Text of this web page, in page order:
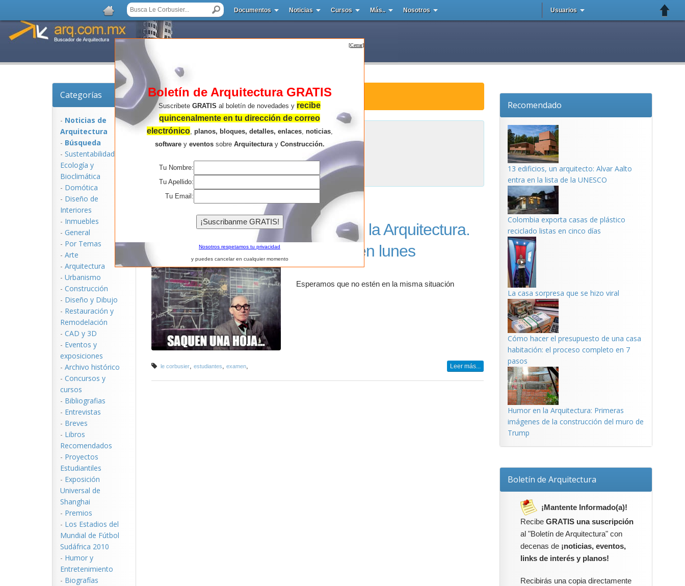
Documentos Noticias Cursos Más.. Nosotros Usuarios
Categorías
- Noticias de
Arquitectura
- Búsqueda
- Sustentabilidad,
Ecologí­a y
Bioclimática
- Domótica
- Diseño de
Interiores
- Inmuebles
- General
- Por Temas
- Arte
- Arquitectura
- Urbanismo
- Construcción
- Diseño y Dibujo
- Restauración y
Remodelación
- CAD y 3D
- Eventos y
exposiciones
- Archivo histórico
- Concursos y
cursos
- Bibliografias
- Entrevistas
- Breves
- Libros
Recomendados
- Proyectos
Estudiantiles
- Exposición
Universal de
Shanghai
- Premios
- Los Estadios del
Mundial de Fútbol
Sudáfrica 2010
- Humor y
Entretenimiento
- Biografías
Noticias de Arquitectura : examen
examen
Resultados de la búsqueda .
Humor en la Arquitectura.
Examen en lunes
Esperamos que no estén en la misma situación
le corbusier estudiantes examen Leer más...
Recomendado
13 edificios, un arquitecto: Alvar Aalto
entra en la lista de la UNESCO
Colombia exporta casas de plástico
reciclado listas en cinco días
La casa sorpresa que se hizo viral
Cómo hacer el presupuesto de una casa
habitación: el proceso completo en 7
pasos
Humor en la Arquitectura: Primeras
imágenes de la construcción del muro de
Trump
Boletín de Arquitectura
¡Mantente Informado(a)!
Recibe GRATIS una suscripción
al "Boletín de Arquitectura" con
decenas de ¡noticias, eventos,
links de interés y planos!
Recibirás una copia directamente
[Cerrar]
Boletín de Arquitectura GRATIS
Suscribete GRATIS al boletín de novedades y recibe
quincenalmente en tu dirección de correo
electrónico, planos, bloques, detalles, enlaces, noticias,
softwarey eventossobre Arquitecturay Construcción.
Tu Nombre:
Tu Apellido:
Tu Email:
Nosotros respetamos tu privacidad
y puedes cancelar en cualquier momento